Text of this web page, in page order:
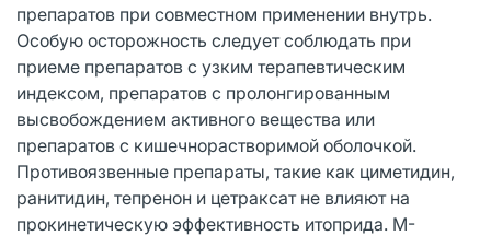
препаратов при совместном применении внутрь.
Особую осторожность следует соблюдать при
приеме препаратов с узким терапевтическим
индексом, препаратов с пролонгированным
высвобождением активного вещества или
препаратов с кишечнорастворимой оболочкой.
Противоязвенные препараты, такие как циметидин,
ранитидин, тепренон и цетраксат не влияют на
прокинетическую эффективность итоприда. М-